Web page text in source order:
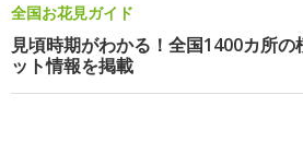
全国お花見ガイド
見頃時期がわかる！全国1400カ所
ット情報を掲載